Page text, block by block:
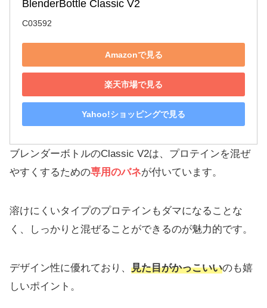
BlenderBottle Classic V2
C03592
Amazonで見る
楽天市場で見る
Yahoo!ショッピングで見る
ブレンダーボトルのClassic V2は、プロテインを混ぜ
やすくするための専用のバネが付いています。
溶けにくいタイプのプロテインもダマになることな
く、しっかりと混ぜることができるのが魅力的です。
デザイン性に優れており、 見た目がかっこいいのも嬉
しいポイント。